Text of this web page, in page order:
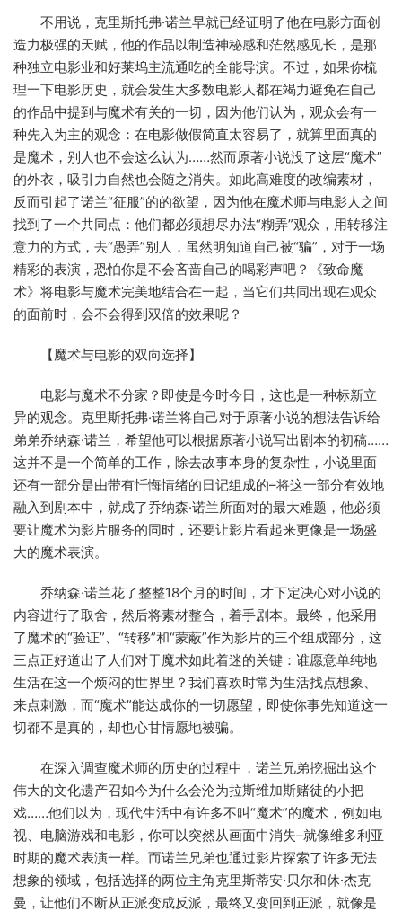
不用说，克里斯托弗·诺兰早就已经证明了他在电影方面创
造力极强的天赋，他的作品以制造神秘感和茫然感见长，是那
种独立电影业和好莱坞主流通吃的全能导演。不过，如果你梳
理一下电影历史，就会发生大多数电影人都在竭力避免在自己
的作品中提到与魔术有关的一切，因为他们认为，观众会有一
种先入为主的观念：在电影做假简直太容易了，就算里面真的
是魔术，别人也不会这么认为……然而原著小说没了这层“魔术”
的外衣，吸引力自然也会随之消失。如此高难度的改编素材，
反而引起了诺兰“征服”的的欲望，因为他在魔术师与电影人之间
找到了一个共同点：他们都必须想尽办法“糊弄”观众，用转移注
意力的方式，去“愚弄”别人，虽然明知道自己被“骗”，对于一场
精彩的表演，恐怕你是不会吝啬自己的喝彩声吧？《致命魔
术》将电影与魔术完美地结合在一起，当它们共同出现在观众
的面前时，会不会得到双倍的效果呢？
【魔术与电影的双向选择】
电影与魔术不分家？即使是今时今日，这也是一种标新立
异的观念。克里斯托弗·诺兰将自己对于原著小说的想法告诉给
弟弟乔纳森·诺兰，希望他可以根据原著小说写出剧本的初稿……
这并不是一个简单的工作，除去故事本身的复杂性，小说里面
还有一部分是由带有忏悔情绪的日记组成的–将这一部分有效地
融入到剧本中，就成了乔纳森·诺兰所面对的最大难题，他必须
要让魔术为影片服务的同时，还要让影片看起来更像是一场盛
大的魔术表演。
乔纳森·诺兰花了整整18个月的时间，才下定决心对小说的
内容进行了取舍，然后将素材整合，着手剧本。最终，他采用
了魔术的“验证”、“转移”和“蒙蔽”作为影片的三个组成部分，这
三点正好道出了人们对于魔术如此着迷的关键：谁愿意单纯地
生活在这一个烦闷的世界里？我们喜欢时常为生活找点想象、
来点刺激，而“魔术”能达成你的一切愿望，即使你事先知道这一
切都不是真的，却也心甘情愿地被骗。
在深入调查魔术师的历史的过程中，诺兰兄弟挖掘出这个
伟大的文化遗产召如今为什么会沦为拉斯维加斯赌徒的小把
戏……他们以为，现代生活中有许多不叫“魔术”的魔术，例如电
视、电脑游戏和电影，你可以突然从画面中消失–就像维多利亚
时期的魔术表演一样。而诺兰兄弟也通过影片探索了许多无法
想象的领域，包括选择的两位主角克里斯蒂安·贝尔和休·杰克
曼，让他们不断从正派变成反派，最终又变回到正派，就像是